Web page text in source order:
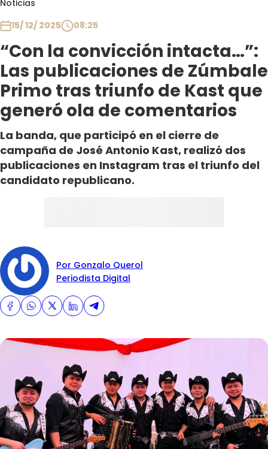
Noticias
15/ 12/ 2025
08:25
“Con la convicción intacta…”:
Las publicaciones de Zúmbale
Primo tras triunfo de Kast que
generó ola de comentarios
La banda, que participó en el cierre de
campaña de José Antonio Kast, realizó dos
publicaciones en Instagram tras el triunfo del
candidato republicano.
Por Gonzalo Querol
Periodista Digital
Club De La Comedia
Contigo en Directo
Plan Perfecto
El Tiempo
Sabingo
Todos Los Programas